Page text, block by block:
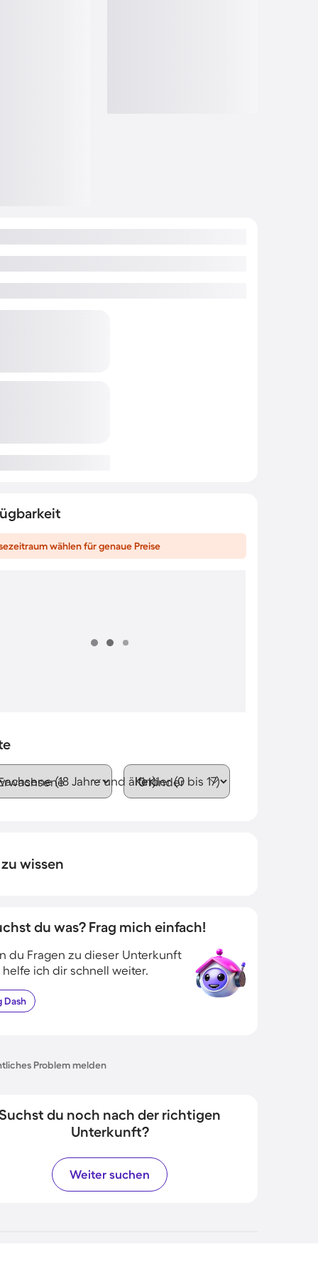
wählen für genaue Preise
(18 Jahre und älter)Kinder (0 bis 17)
wissen
du was? Frag mich einfach!
du Fragen zu dieser Unterkunft
helfe ich dir schnell weiter.
Dash
Problem melden
du noch nach der richtigen
Unterkunft?
Weiter suchen